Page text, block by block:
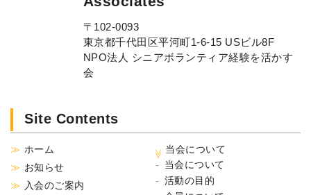
〒102-0093
東京都千代田区平河町1-6-15 USビル8F
NPO法人 シニアボランティア経験を活かす
会
Site Contents
ホーム
お知らせ
入会のご案内
当会について
当会について
活動の目的